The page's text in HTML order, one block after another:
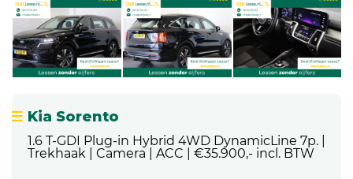
Kia Sorento
1.6 T-GDI Plug-in Hybrid 4WD DynamicLine 7p. |
Trekhaak | Camera | ACC | €35.900,- incl. BTW